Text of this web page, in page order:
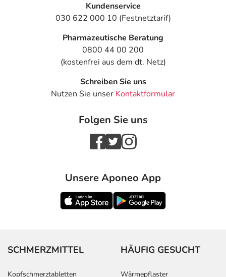
Kundenservice
030 622 000 10 (Festnetztarif)
Pharmazeutische Beratung
0800 44 00 200
(kostenfrei aus dem dt. Netz)
Schreiben Sie uns
Nutzen Sie unser Kontaktformular
Folgen Sie uns
Unsere Aponeo App
SCHMERZMITTEL
Kopfschmerztabletten
HÄUFIG GESUCHT
Wärmepflaster